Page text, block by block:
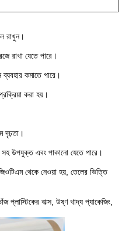
রাখুন।
রাখা যেতে পারে।
কমাতে পারে।
করা হয়।
দৃঢ়তা।
সহ উপযুক্ত এবং পাকানো যেতে পারে।
থেকে নেওয়া হয়, তেলের ভিত্তি
প্লাস্টিকের বাক্স, উষ্ণ খাদ্য প্যাকেজিং,